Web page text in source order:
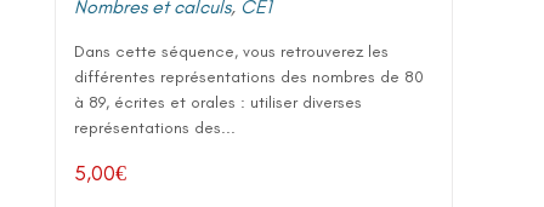
Nombres et calculs, CE1
Dans cette séquence, vous retrouverez les
différentes représentations des nombres de 80
à 89, écrites et orales : utiliser diverses
représentations des...
5,00€